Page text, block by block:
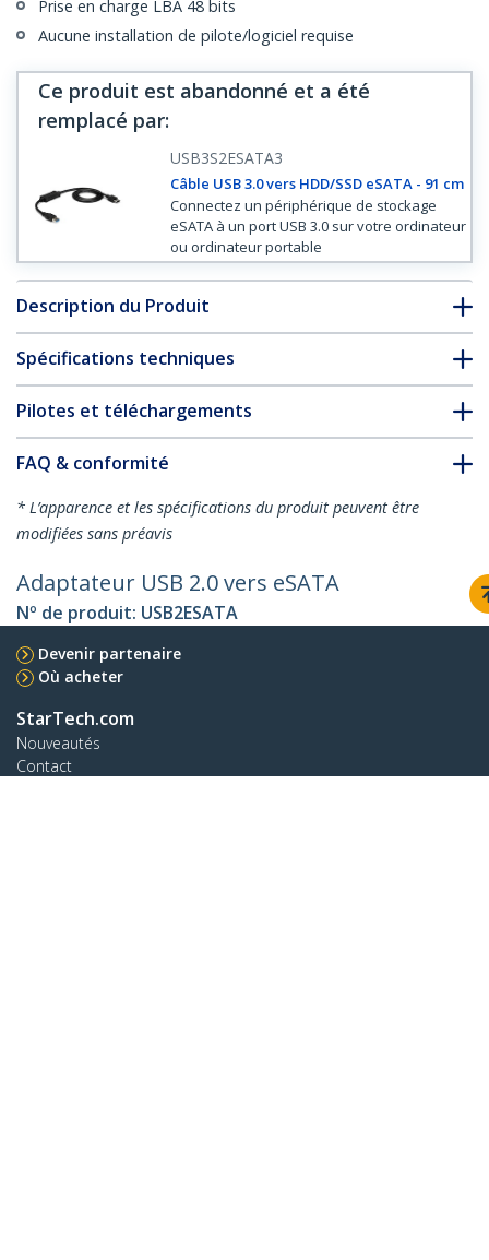
Prise en charge LBA 48 bits
Aucune installation de pilote/logiciel requise
Ce produit est abandonné et a été
remplacé par:
USB3S2ESATA3
Câble USB 3.0 vers HDD/SSD eSATA - 91 cm
Connectez un périphérique de stockage
eSATA à un port USB 3.0 sur votre ordinateur
ou ordinateur portable
Description du Produit
Spécifications techniques
Pilotes et téléchargements
FAQ & conformité
* L’apparence et les spécifications du produit peuvent être
modifiées sans préavis
Adaptateur USB 2.0 vers eSATA
Nº de produit: USB2ESATA
Devenir partenaire
Où acheter
StarTech.com
Nouveautés
Contact